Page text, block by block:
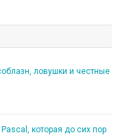
ловушки и честные
которая до сих пор